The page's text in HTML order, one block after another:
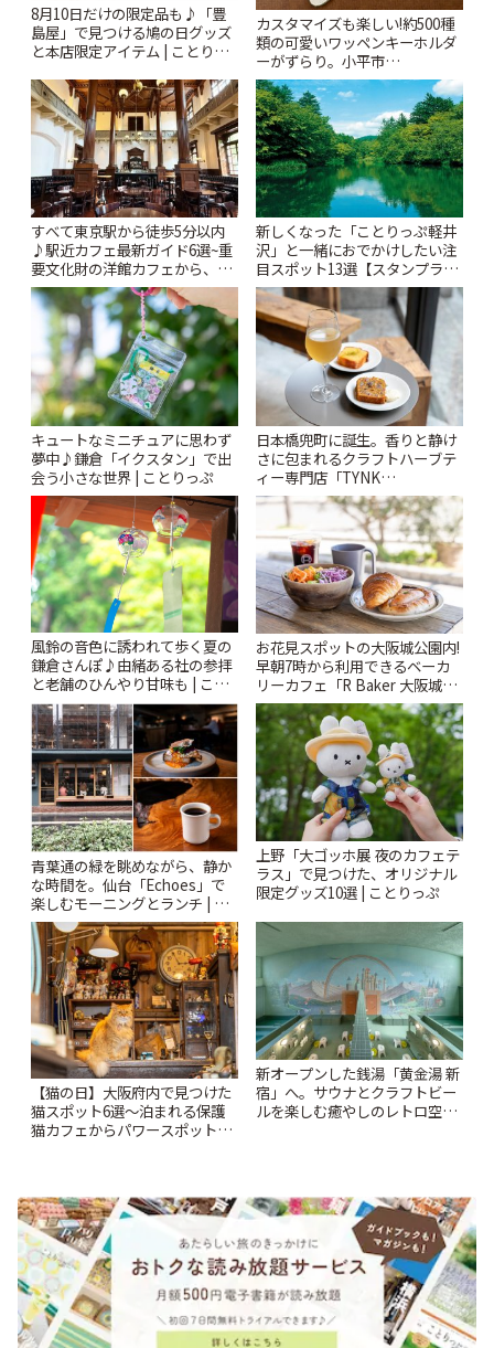
8月10日だけの限定品も♪「豊
島屋」で見つける鳩の日グッズ
と本店限定アイテム | ことりっ
カスタマイズも楽しい!約500種
類の可愛いワッペンキーホルダ
ーがずらり。小平市
「Kimamaya T&K」 | ことりっ
ぷ
すべて東京駅から徒歩5分以内
♪駅近カフェ最新ガイド6選~重
要文化財の洋館カフェから、改
札すぐのレトロ喫茶まで~ | こと
りっぷ
新しくなった「ことりっぷ軽井
沢」と一緒におでかけしたい注
目スポット13選【スタンプラリ
ー開催中】 | ことりっぷ
キュートなミニチュアに思わず
夢中♪鎌倉「イクスタン」で出
会う小さな世界 | ことりっぷ
日本橋兜町に誕生。香りと静け
さに包まれるクラフトハーブテ
ィー専門店「TYNK
Kabutocho」 | ことりっぷ
風鈴の音色に誘われて歩く夏の
鎌倉さんぽ♪由緒ある社の参拝
と老舗のひんやり甘味も | こと
りっぷ
お花見スポットの大阪城公園内!
早朝7時から利用できるベーカ
リーカフェ「R Baker 大阪城公
園店」 | ことりっぷ
青葉通の緑を眺めながら、静か
な時間を。仙台「Echoes」で
楽しむモーニングとランチ | こ
とりっぷ
上野「大ゴッホ展 夜のカフェテ
ラス」で見つけた、オリジナル
限定グッズ10選 | ことりっぷ
【猫の日】大阪府内で見つけた
猫スポット6選〜泊まれる保護
猫カフェからパワースポットま
新オープンした銭湯「黄金湯 新
宿」へ。サウナとクラフトビー
ルを楽しむ癒やしのレトロ空間